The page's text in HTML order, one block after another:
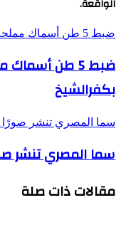
الواقعة.
ضبط 5 طن أسماك مملحة ولحوم غير صالحة بكفرالشيخ
ضبط 5 طن
بكفرالشيخ
سما المصري تنشر صورًا
سما المصري تنشر
مقالات ذات صلة